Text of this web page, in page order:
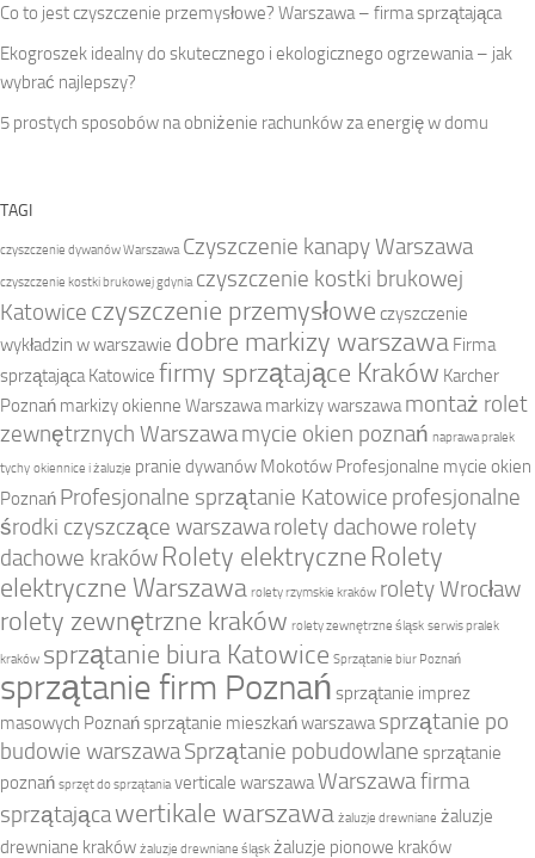
Co to jest czyszczenie przemysłowe? Warszawa – firma sprzątająca
Ekogroszek idealny do skutecznego i ekologicznego ogrzewania – jak
wybrać najlepszy?
5 prostych sposobów na obniżenie rachunków za energię w domu
TAGI
czyszczenie dywanów Warszawa Czyszczenie kanapy Warszawa
czyszczenie kostki brukowej gdynia czyszczenie kostki brukowej
Katowice czyszczenie przemysłowe czyszczenie
wykładzin w warszawie dobre markizy warszawa Firma
sprzątająca Katowice firmy sprzątające Kraków Karcher
Poznań markizy okienne Warszawa markizy warszawa montaż rolet
zewnętrznych Warszawamycie okien poznań naprawa pralek
tychy okiennice i żaluzje pranie dywanów Mokotów Profesjonalne mycie okien
Poznań Profesjonalne sprzątanie Katowice profesjonalne
środki czyszczące warszawarolety dachowe rolety
dachowe kraków Rolety elektryczne Rolety
elektryczne Warszawa rolety rzymskie kraków rolety Wrocław
rolety zewnętrzne kraków rolety zewnętrzne śląsk serwis pralek
kraków sprzątanie biura Katowice Sprzątanie biur Poznań
sprzątanie firm Poznań sprzątanie imprez
masowych Poznańsprzątanie mieszkań warszawa sprzątanie po
budowie warszawaSprzątanie pobudowlane sprzątanie
poznań sprzęt do sprzątania verticale warszawaWarszawa firma
sprzątającawertikale warszawa żaluzje drewniane żaluzje
drewniane kraków żaluzje drewniane śląsk żaluzje pionowe kraków